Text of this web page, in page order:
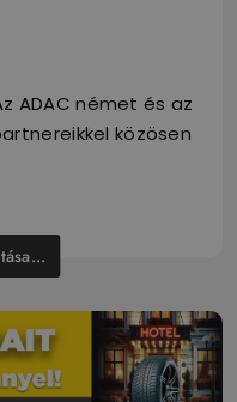
ADAC német és az
közösen